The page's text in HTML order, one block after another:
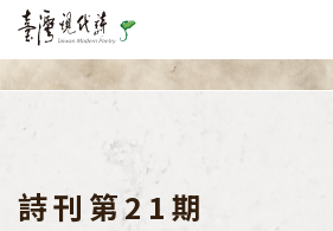
詩刊第21期